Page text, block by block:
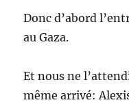
Donc d’abord
au Gaza.
Et nous ne
même arrivé: